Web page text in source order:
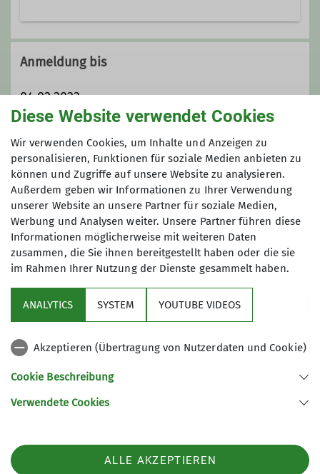
Anmeldung bis
04.02.2023
Maximale Teilnehmeranzahl
8
wichtige Infos
Partner
83317 Teisendorf
Telefon +4986666177
Diese Website verwendet Cookies
Wir verwenden Cookies, um Inhalte und Anzeigen zu
personalisieren, Funktionen für soziale Medien anbieten zu
können und Zugriffe auf unsere Website zu analysieren.
Außerdem geben wir Informationen zu Ihrer Verwendung
unserer Website an unsere Partner für soziale Medien,
Werbung und Analysen weiter. Unsere Partner führen diese
Informationen möglicherweise mit weiteren Daten
zusammen, die Sie ihnen bereitgestellt haben oder die sie
im Rahmen Ihrer Nutzung der Dienste gesammelt haben.
ANALYTICS SYSTEM YOUTUBE VIDEOS
Akzeptieren (Übertragung von Nutzerdaten und Cookie)
Cookie Beschreibung
Verwendete Cookies
ALLE AKZEPTIEREN